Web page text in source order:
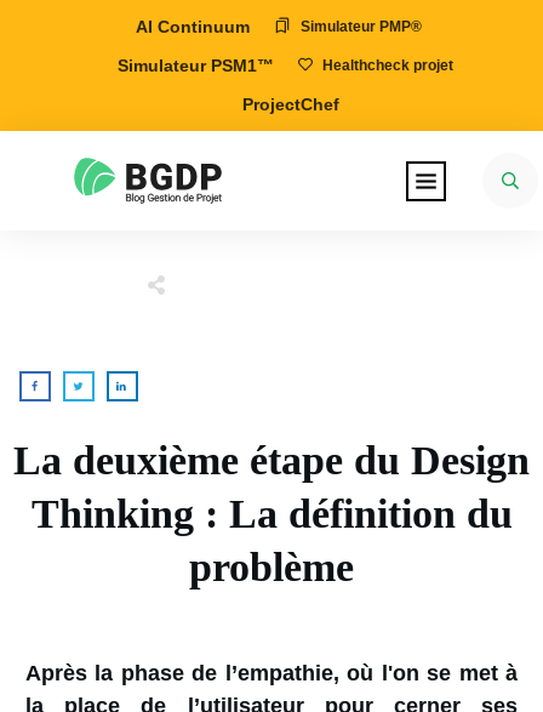
AI Continuum Simulateur PMP®
Simulateur PSM1™ Healthcheck projet
ProjectChef
La deuxième étape du Design
Thinking : La définition du
problème
Après la phase de l’empathie, où l'on se met à
la place de l’utilisateur pour cerner ses